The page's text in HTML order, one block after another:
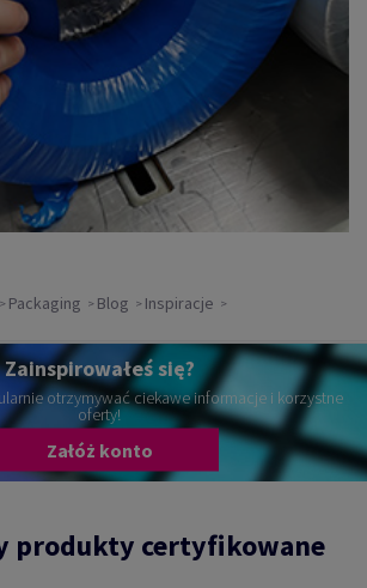
Packaging Blog Inspiracje
Zainspirowałeś się?
otrzymywać ciekawe informacje i korzystne
oferty!
Załóż konto
produkty certyfikowane